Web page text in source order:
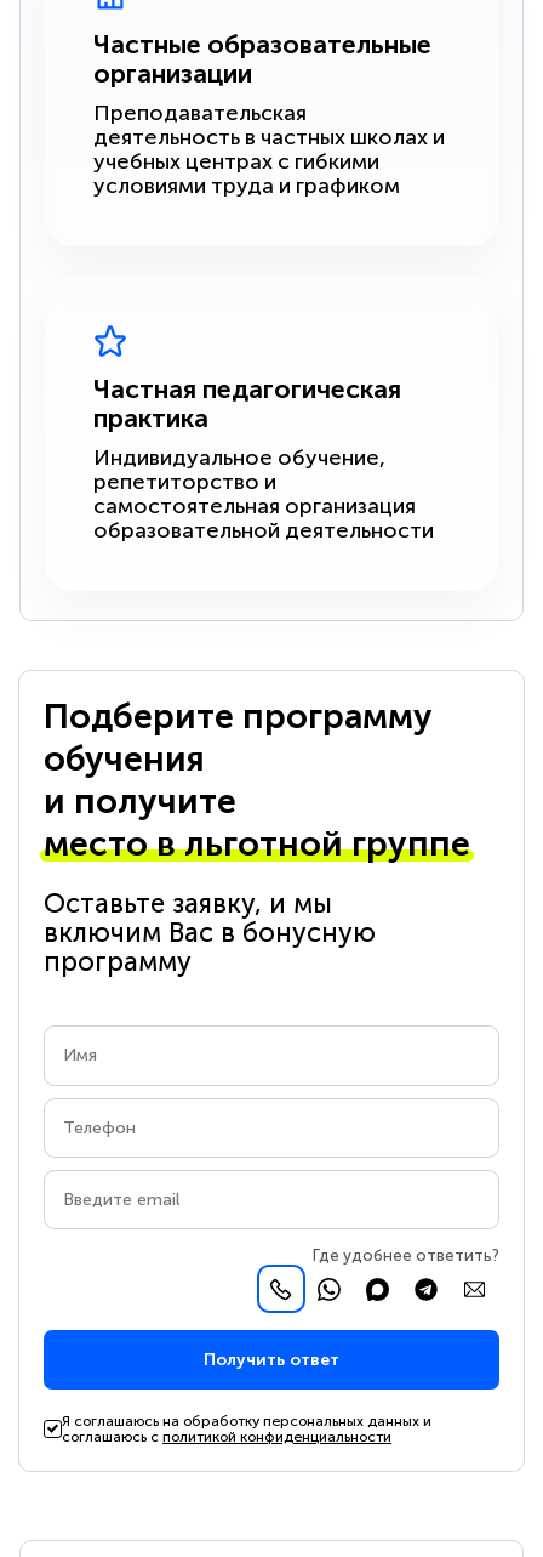
Частные образовательные
организации
Преподавательская
деятельность в частных школах и
учебных центрах с гибкими
условиями труда и графиком
Частная педагогическая
практика
Индивидуальное обучение,
репетиторство и
самостоятельная организация
образовательной деятельности
Подберите программу
обучения
и получите
место в льготной группе
Оставьте заявку, и мы
включим Вас в бонусную
программу
Где удобнее ответить?
Получить ответ
Я соглашаюсь на обработку персональных данных и
соглашаюсь сполитикой конфиденциальности